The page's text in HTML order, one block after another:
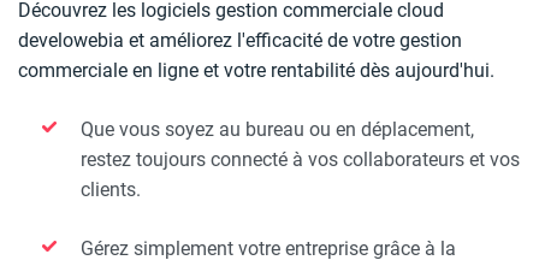
Découvrez les logiciels gestion commerciale cloud
develowebia et améliorez l'efficacité de votre gestion
commerciale en ligne et votre rentabilité dès aujourd'hui.
Que vous soyez au bureau ou en déplacement,
restez toujours connecté à vos collaborateurs et vos
clients.
Gérez simplement votre entreprise grâce à la